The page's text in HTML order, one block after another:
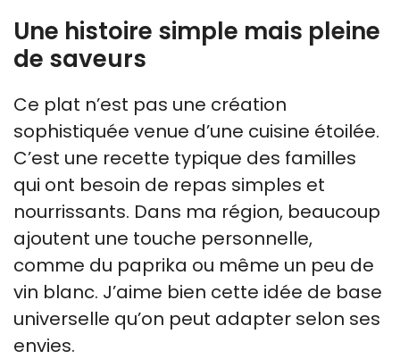
Une histoire simple mais pleine
de saveurs
Ce plat n’est pas une création
sophistiquée venue d’une cuisine étoilée.
C’est une recette typique des familles
qui ont besoin de repas simples et
nourrissants. Dans ma région, beaucoup
ajoutent une touche personnelle,
comme du paprika ou même un peu de
vin blanc. J’aime bien cette idée de base
universelle qu’on peut adapter selon ses
envies.